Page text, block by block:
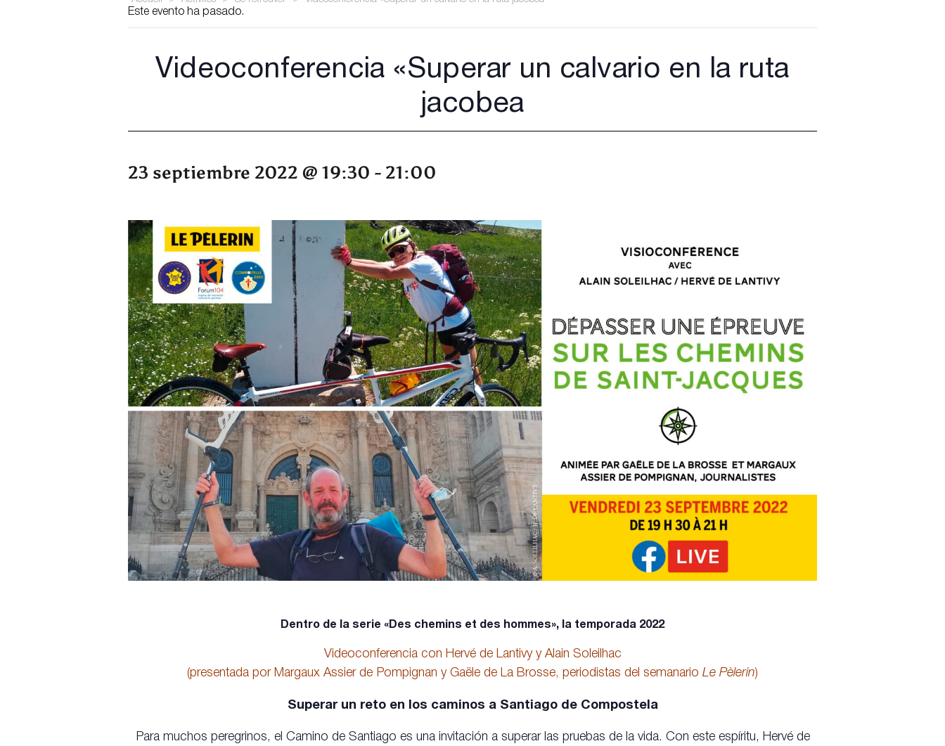
Este evento ha pasado.
Videoconferencia «Superar un calvario en la ruta
jacobea
23 septiembre 2022 @ 19:30 - 21:00
Dentro de la serie «Des chemins et des hommes», la temporada 2022
Videoconferencia con Hervé de Lantivy y Alain Soleilhac
(presentada por Margaux Assier de Pompignan y Gaële de La Brosse, periodistas del semanario Le Pèlerin)
Superar un reto en los caminos a Santiago de Compostela
Para muchos peregrinos, el Camino de Santiago es una invitación a superar las pruebas de la vida. Con este espíritu, Hervé de